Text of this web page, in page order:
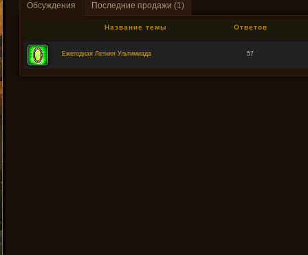
Обсуждения Последние продажи (1)
Название темы Ответов
Ежегодная Летняя Ультимиада 57